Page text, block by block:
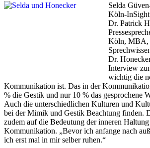
Selda
Köln-
Dr. Patrick
Köln, MBA,
Dr.
Interview
wichtig die
Kommunikation ist. Das in der
% die Gestik und nur 10 % das gesprochene
Auch die unterschiedlichen Kulturen und
bei der Mimik und Gestik Beachtung finden.
zudem auf die Bedeutung der inneren
Kommunikation. „Bevor ich anfange nach
ich erst mal in mir selber ruhen.“